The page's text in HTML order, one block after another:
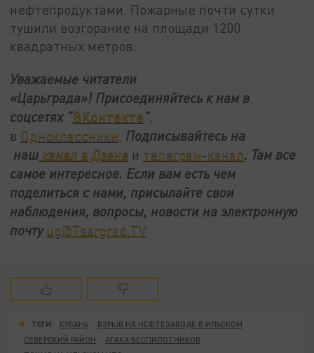
нефтепродуктами. Пожарные почти сутки
тушили возгорание на площади 1200
квадратных метров.
Уважаемые читатели
«Царьграда»! Присоединяйтесь к нам в
соцсетях "ВКонтакте",
в Одноклассники Подписывайтесь на
наш канал в Дзене и телеграм-канал. Там все
самое интересное. Если вам есть чем
поделиться с нами, присылайте свои
наблюдения, вопросы, новости на электронную
почтуug@Tsargrad.TV
ТЕГИ: КУБАНЬ
ВЗРЫВ НА НЕФТЕЗАВОДЕ В ИЛЬСКОМ
СЕВЕРСКИЙ РАЙОН
АТАКА БЕСПИЛОТНИКОВ